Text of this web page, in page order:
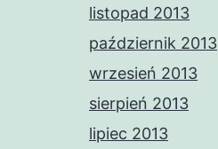
listopad 2013
październik 2013
wrzesień 2013
sierpień 2013
lipiec 2013